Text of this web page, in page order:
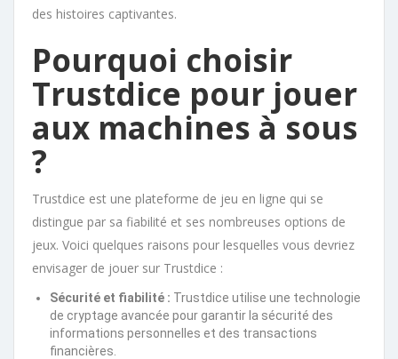
des histoires captivantes.
Pourquoi choisir
Trustdice pour jouer
aux machines à sous
?
Trustdice est une plateforme de jeu en ligne qui se
distingue par sa fiabilité et ses nombreuses options de
jeux. Voici quelques raisons pour lesquelles vous devriez
envisager de jouer sur Trustdice :
Sécurité et fiabilité : Trustdice utilise une technologie
de cryptage avancée pour garantir la sécurité des
informations personnelles et des transactions
financières.